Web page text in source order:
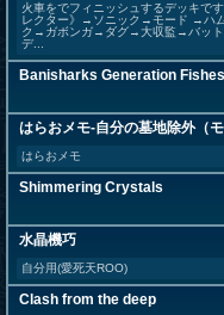
火車をでフィニッシュするデッキで
レクター》→ソニック→モード →ハ
ク→ガボンガ→ダグ→大収監→バッ
デ...
Banisharks Generation Fishes
はらおメモ-自分の墓地除外（
はらおメモ
Shimmering Crystals
水晶機巧
自分用(愛死天ROO)
Clash from the deep